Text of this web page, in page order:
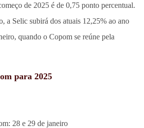
de 2025 é de 0,75 ponto percentual.
a Selic subirá dos atuais 12,25% ao ano
quando o Copom se reúne pela
para 2025
28 e 29 de janeiro